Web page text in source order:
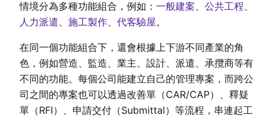
情境分為多種功能組合，例如： 一般建案、 公共工程、
人力派遣、 施工製作、 代客驗屋。
在同一個功能組合下，還會根據上下游不同產業的角
色，例如營造、監造、業主、設計、派遣、承攬商等有
不同的功能。每個公司能建立自己的管理專案，而跨公
司之間的專案也可以透過改善單（CAR/CAP）、釋疑
單（RFI）、申請交付（Submittal）等流程，串連起工